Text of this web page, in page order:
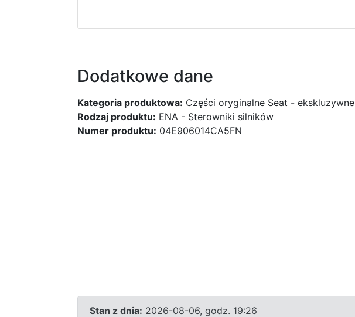
Dodatkowe dane
Kategoria produktowa: Części oryginalne Seat - ekskluzywne
Rodzaj produktu: ENA - Sterowniki silników
Numer produktu: 04E906014CA5FN
Stan z dnia: 2026-08-06, godz. 19:26